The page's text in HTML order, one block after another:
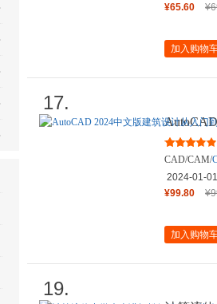
¥65.60
加入购物
17.
通
CAD/CAM/
2024-01-01
¥99.80
加入购物
19.